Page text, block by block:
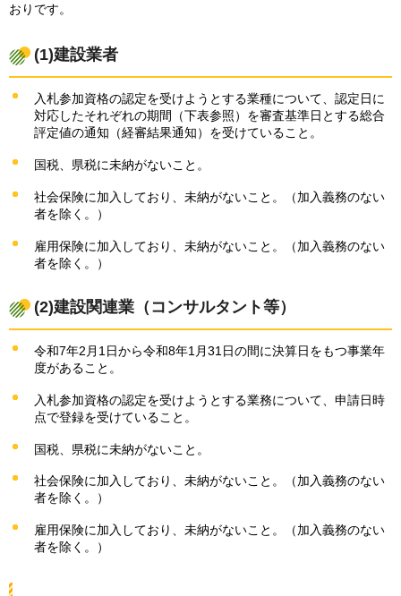
おりです。
(1)建設業者
入札参加資格の認定を受けようとする業種について、認定日に
対応したそれぞれの期間（下表参照）を審査基準日とする総合
評定値の通知（経審結果通知）を受けていること。
国税、県税に未納がないこと。
社会保険に加入しており、未納がないこと。（加入義務のない
者を除く。）
雇用保険に加入しており、未納がないこと。（加入義務のない
者を除く。）
(2)建設関連業（コンサルタント等）
令和7年2月1日から令和8年1月31日の間に決算日をもつ事業年
度があること。
入札参加資格の認定を受けようとする業務について、申請日時
点で登録を受けていること。
国税、県税に未納がないこと。
社会保険に加入しており、未納がないこと。（加入義務のない
者を除く。）
雇用保険に加入しており、未納がないこと。（加入義務のない
者を除く。）